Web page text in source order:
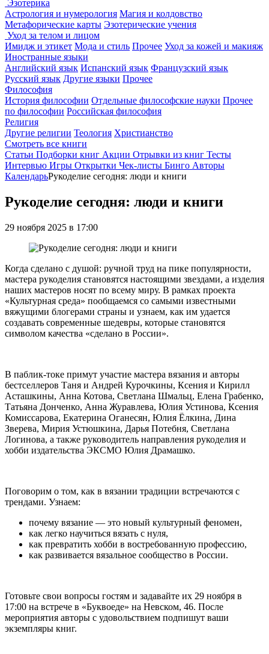
Эзотерика
Астрология и нумерология Магия и колдовство
Метафорические карты Эзотерические учения
Уход за телом и лицом
Имидж и этикет Мода и стиль Прочее Уход за кожей и макияж
Иностранные языки
Английский язык Испанский язык Французский язык
Русский язык Другие языки Прочее
Философия
История философии Отдельные философские науки Прочее
по философии Российская философия
Религия
Другие религии Теология Христианство
Смотреть все книги
Статьи Подборки книг Акции Отрывки из книг Тесты
Интервью Игры Открытки Чек-листы Бинго Авторы
КалендарьРукоделие сегодня: люди и книги
Рукоделие сегодня: люди и книги
29 ноября 2025 в 17:00
Когда сделано с душой: ручной труд на пике популярности,
мастера рукоделия становятся настоящими звездами, а изделия
наших мастеров носят по всему миру. В рамках проекта
«Культурная среда» пообщаемся со самыми известными
вяжущими блогерами страны и узнаем, как им удается
создавать современные шедевры, которые становятся
символом качества «сделано в России».
В паблик-токе примут участие мастера вязания и авторы
бестселлеров Таня и Андрей Курочкины, Ксения и Кирилл
Асташкины, Анна Котова, Светлана Шмальц, Елена Грабенко,
Татьяна Донченко, Анна Журавлева, Юлия Устинова, Ксения
Комиссарова, Екатерина Оганесян, Юлия Ёлкина, Дина
Зверева, Мирия Устюшкина, Дарья Потебня, Светлана
Логинова, а также руководитель направления рукоделия и
хобби издательства ЭКСМО Юлия Драмашко.
Поговорим о том, как в вязании традиции встречаются с
трендами. Узнаем:
почему вязание — это новый культурный феномен,
как легко научиться вязать с нуля,
как превратить хобби в востребованную профессию,
как развивается вязальное сообщество в России.
Готовьте свои вопросы гостям и задавайте их 29 ноября в
17:00 на встрече в «Буквоеде» на Невском, 46. После
мероприятия авторы с удовольствием подпишут ваши
экземпляры книг.